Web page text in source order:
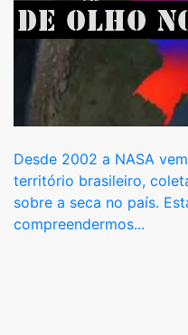
Desde 2002 a NASA
território brasileiro,
sobre a seca no país.
compreendermos...